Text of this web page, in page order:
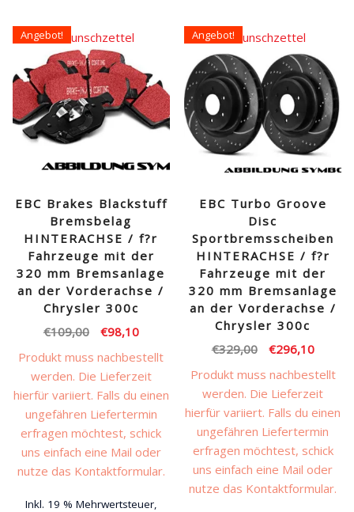
Angebot!
EBC Brakes Blackstuff
Bremsbelag
HINTERACHSE / f?r
Fahrzeuge mit der
320 mm Bremsanlage
an der Vorderachse /
Chrysler 300c
€109,00
Ursprünglicher
Preis
war:
€109,00
€98,10Aktueller
Preis
ist:
€98,10.
Produkt muss nachbestellt
werden. Die Lieferzeit
hierfür variiert. Falls du einen
ungefähren Liefertermin
erfragen möchtest, schick
uns einfach eine Mail oder
nutze das Kontaktformular.
Inkl. 19 % Mehrwertsteuer,
Auf den Wunschzettel Angebot!
EBC Turbo Groove
Disc
Sportbremsscheiben
HINTERACHSE / f?r
Fahrzeuge mit der
320 mm Bremsanlage
an der Vorderachse /
Chrysler 300c
€329,00
Ursprünglicher
Preis
war:
€329,00
€296,10
Preis
ist:
Produkt muss nachbestellt
werden. Die Lieferzeit
hierfür variiert. Falls du einen
ungefähren Liefertermin
erfragen möchtest, schick
uns einfach eine Mail oder
nutze das Kontaktformular.
Auf den Wunschzettel